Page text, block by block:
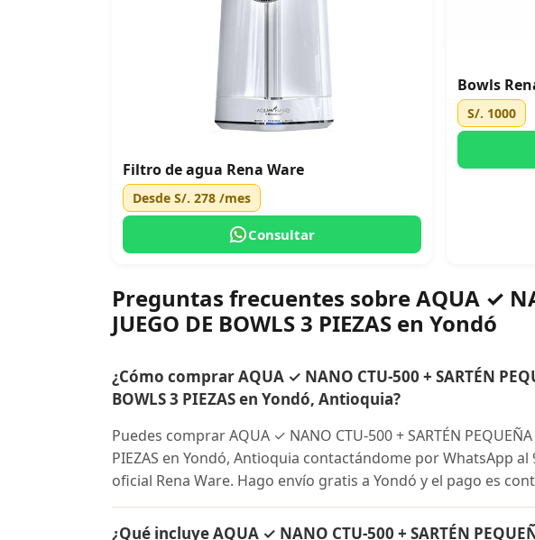
Filtro de agua Rena Ware
Desde S/. 278 /mes
Consultar
Bowls
S/. 1000
Preguntas frecuentes sobre AQUA ✓
JUEGO DE BOWLS 3 PIEZAS en Yondó
¿Cómo comprar AQUA ✓ NANO CTU-500 + SARTÉN
BOWLS 3 PIEZAS en Yondó, Antioquia?
Puedes comprar AQUA ✓ NANO CTU-500 + SARTÉN PEQUEÑA
PIEZAS en Yondó, Antioquia contactándome por WhatsApp
oficial Rena Ware. Hago envío gratis a Yondó y el pago es
¿Qué incluye AQUA ✓ NANO CTU-500 + SARTÉN